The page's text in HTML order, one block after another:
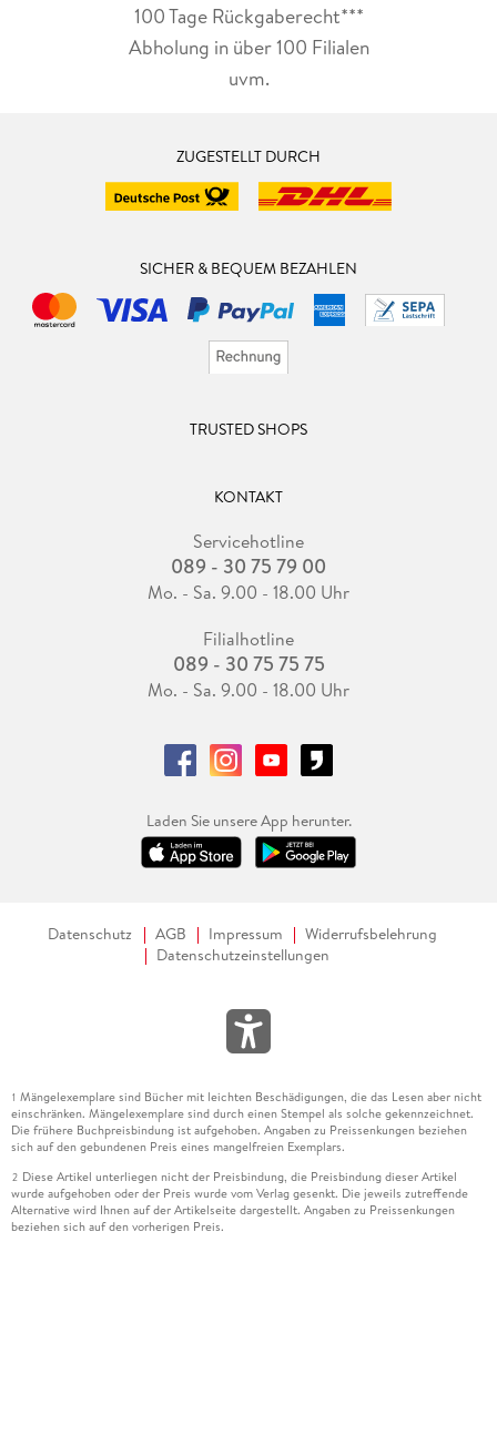
100 Tage Rückgaberecht***
Abholung in über 100 Filialen
uvm.
ZUGESTELLT DURCH
SICHER & BEQUEM BEZAHLEN
TRUSTED SHOPS
KONTAKT
Servicehotline
089 - 30 75 79 00
Mo. - Sa. 9.00 - 18.00 Uhr
Filialhotline
089 - 30 75 75 75
Mo. - Sa. 9.00 - 18.00 Uhr
Laden Sie unsere App herunter.
Datenschutz AGB Impressum
Widerrufsbelehrung
Datenschutzeinstellungen
1 Mängelexemplare sind Bücher mit leichten Beschädigungen, die das Lesen aber nicht
einschränken. Mängelexemplare sind durch einen Stempel als solche gekennzeichnet.
Die frühere Buchpreisbindung ist aufgehoben. Angaben zu Preissenkungen beziehen
sich auf den gebundenen Preis eines mangelfreien Exemplars.
2 Diese Artikel unterliegen nicht der Preisbindung, die Preisbindung dieser Artikel
wurde aufgehoben oder der Preis wurde vom Verlag gesenkt. Die jeweils zutreffende
Alternative wird Ihnen auf der Artikelseite dargestellt. Angaben zu Preissenkungen
beziehen sich auf den vorherigen Preis.